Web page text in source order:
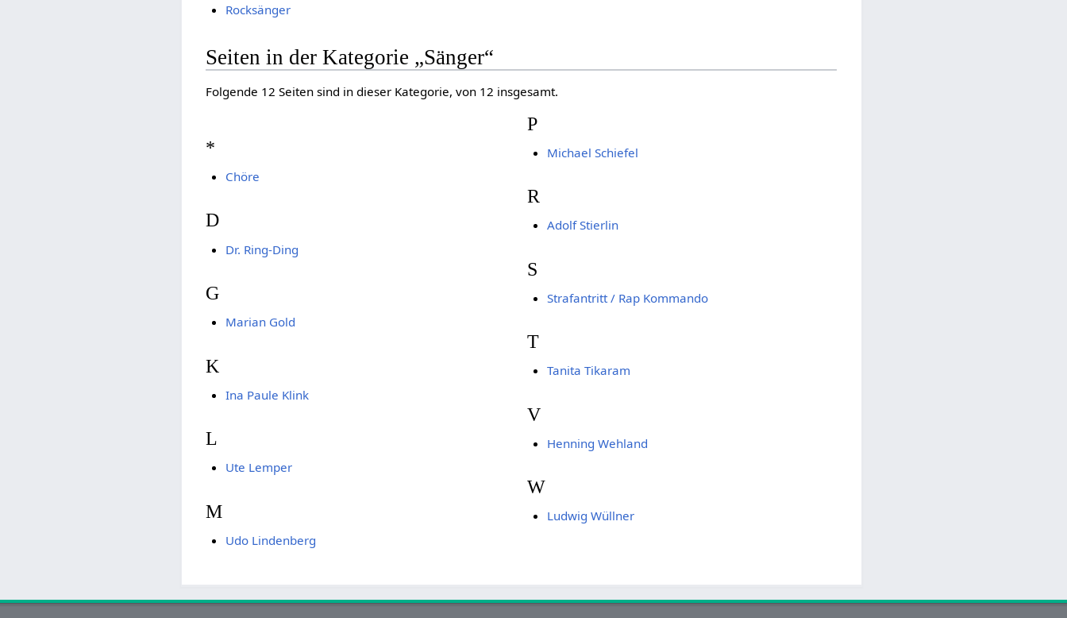
Rocksänger
Seiten in der Kategorie „Sänger“
Folgende 12 Seiten sind in dieser Kategorie, von 12 insgesamt.
*
Chöre
D
Dr. Ring-Ding
G
Marian Gold
K
Ina Paule Klink
L
Ute Lemper
M
Udo Lindenberg
P
Michael Schiefel
R
Adolf Stierlin
S
Strafantritt / Rap Kommando
T
Tanita Tikaram
V
Henning Wehland
W
Ludwig Wüllner